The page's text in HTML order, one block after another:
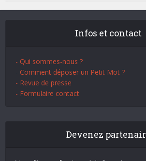
Infos et contact
- Qui sommes-nous ?
- Comment déposer un Petit Mot ?
- Revue de presse
- Formulaire contact
Devenez